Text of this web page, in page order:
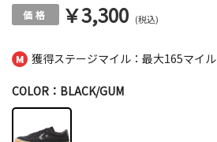
獲得ステージマイル：最大165マイル
￥3,300 (税込)
COLOR：BLACK/GUM